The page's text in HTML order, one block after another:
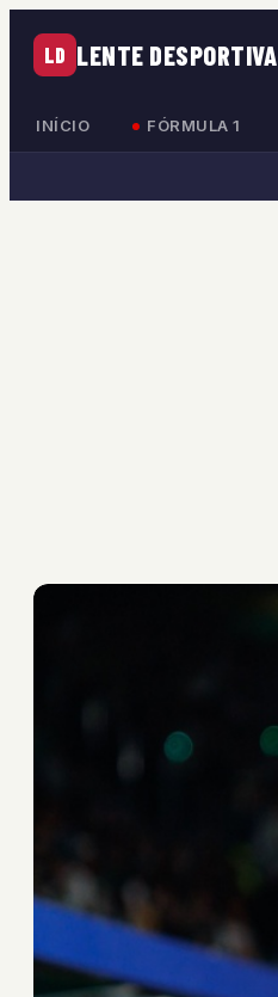
LD LENTE DESPORTIVA
INÍCIO FÓRMULA 1